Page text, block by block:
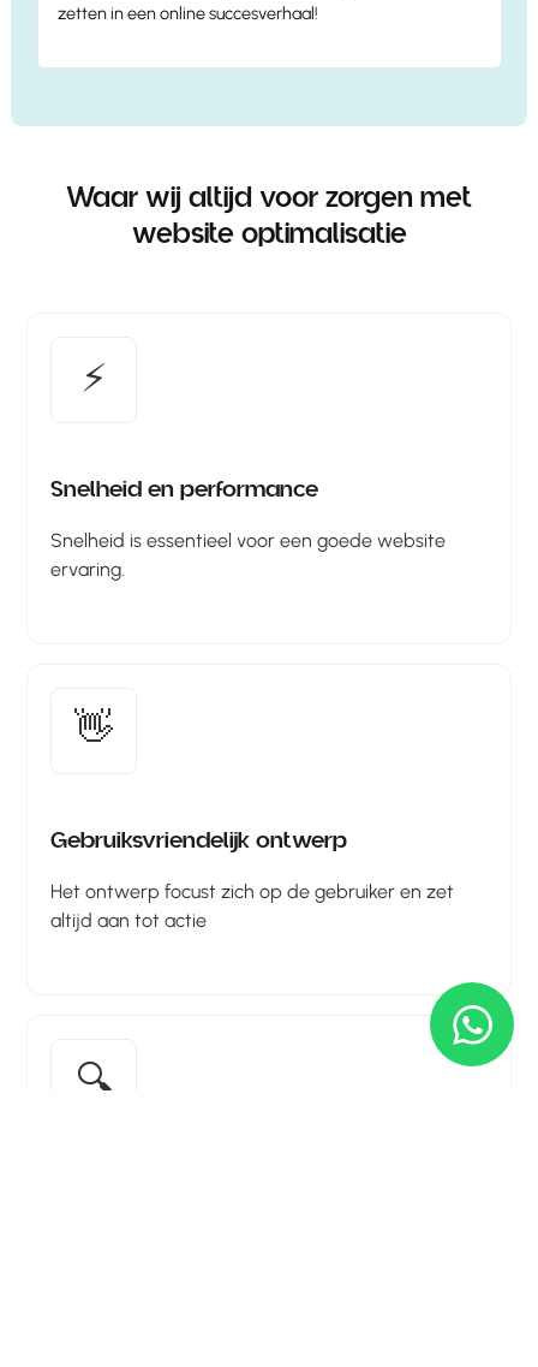
zetten in een online succesverhaal!
Waar wij altijd voor zorgen met
website optimalisatie
⚡
Snelheid en performance
Snelheid is essentieel voor een goede website
ervaring.
👋
Gebruiksvriendelijk ontwerp
Het ontwerp focust zich op de gebruiker en zet
altijd aan tot actie
🔍